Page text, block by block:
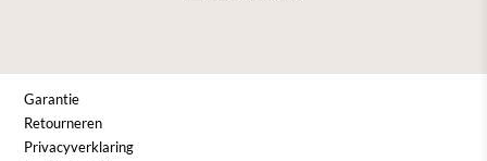
Garantie
Retourneren
Privacyverklaring